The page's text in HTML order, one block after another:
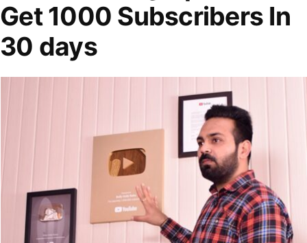
Get 1000 Subscribers In
30 days